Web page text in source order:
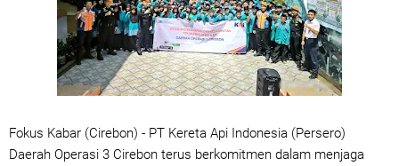
Fokus Kabar (Cirebon) - PT Kereta Api Indonesia (Persero)
Daerah Operasi 3 Cirebon terus berkomitmen dalam menjaga